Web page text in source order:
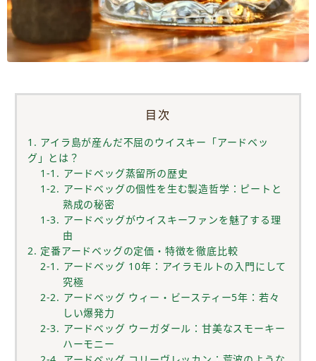
目次
1. アイラ島が産んだ不屈のウイスキー「アードベッ
グ」とは？
1-1. アードベッグ蒸留所の歴史
1-2. アードベッグの個性を生む製造哲学：ピートと
熟成の秘密
1-3. アードベッグがウイスキーファンを魅了する理
由
2. 定番アードベッグの定価・特徴を徹底比較
2-1. アードベッグ 10年：アイラモルトの入門にして
究極
2-2. アードベッグ ウィー・ビースティー5年：若々
しい爆発力
2-3. アードベッグ ウーガダール：甘美なスモーキー
ハーモニー